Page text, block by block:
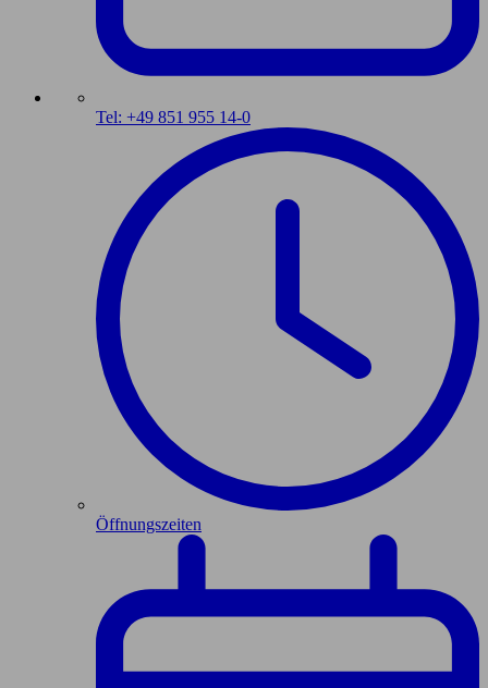
Tel: +49 851 955 14-0
Öffnungszeiten